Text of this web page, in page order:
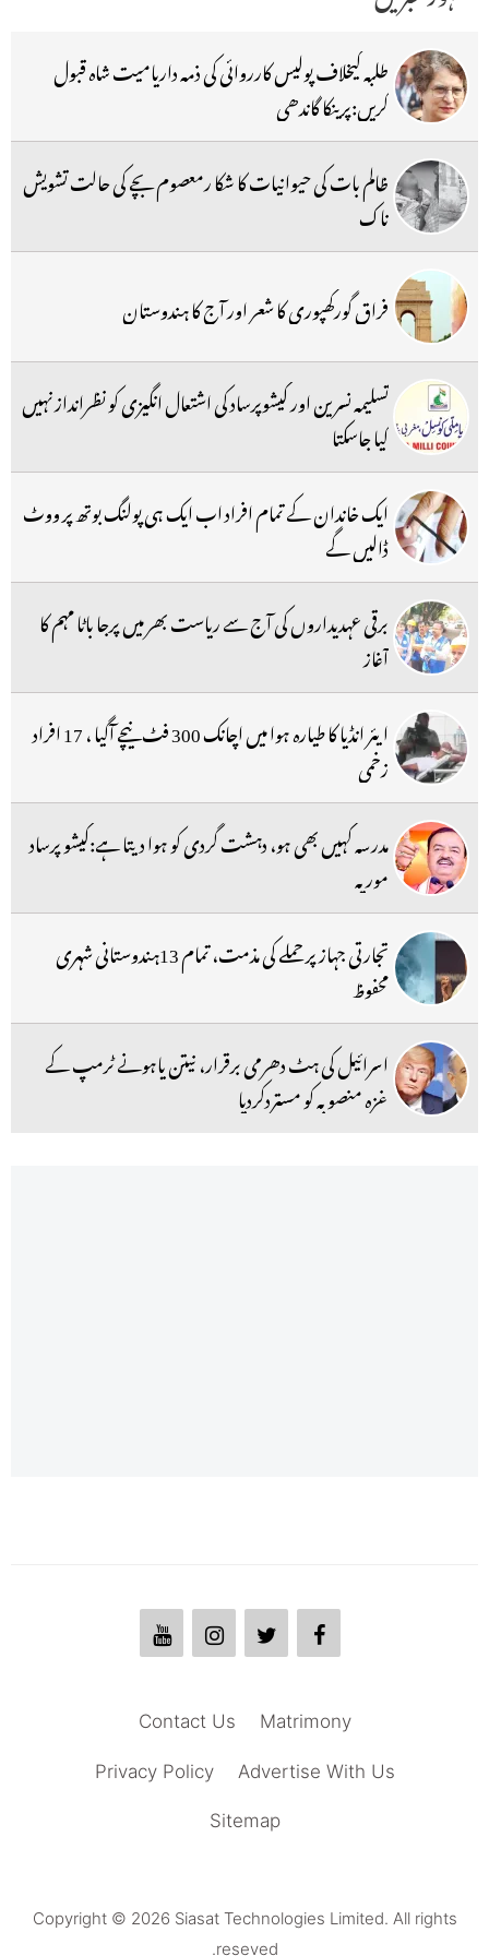
طلبہ کیخلاف پولیس کارروائی کی ذمہ داریامیت شاہ قبول
کریں:پرینکا گاندھی
ظالم بات کی حیوانیات کا شکا رمعصوم بچے کی حالت تشویش
ناک
فراق گورکھپوری کا شعر اور آج کا ہندوستان
تسلیمہ نسرین اور کیشوپرساد کی اشتعال انگیزی کو نظرانداز نہیں
کیا جاسکتا
ایک خاندان کے تمام افراد اب ایک ہی پولنگ بوتھ پر ووٹ
ڈالیں گے
برقی عہدیداروں کی آج سے ریاست بھر میں پرجا باٹا مہم کا
آغاز
ایئر انڈیا کا طیارہ ہوا میں اچانک 300 فٹ نیچے آگیا ، 17 افراد
زخمی
مدرسہ کہیں بھی ہو، دہشت گردی کو ہوا دیتا ہے:کیشو پرساد
موریہ
تجارتی جہاز پر حملے کی مذمت، تمام 13ہندوستانی شہری
محفوظ
اسرائیل کی ہٹ دھرمی برقرار، نیتن یاہونے ٹرمپ کے
غزہ منصوبہ کو مستردکردیا
Matrimony
Contact Us
Advertise With Us
Privacy Policy
Sitemap
Copyright © 2026 Siasat Technologies Limited. All rights
reseved.